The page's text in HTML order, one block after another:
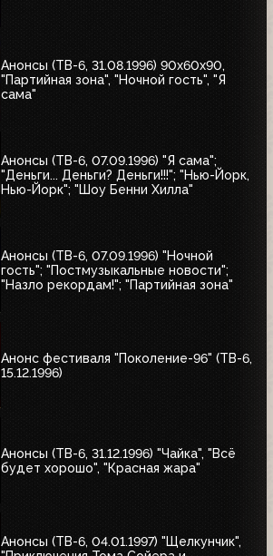
Анонсы (ТВ-6, 31.08.1996) 90x60x90,
"Партийная зона", "Ночной гость", "Я
сама"
Анонсы (ТВ-6, 07.09.1996) "Я сама";
"Деньги... Деньги? Деньги!!!"; "Нью-Йорк,
Нью-Йорк"; "Шоу Бенни Хилла"
Анонсы (ТВ-6, 07.09.1996) "Ночной
гость"; "Постмузыкальные новости";
"Назло рекордам!"; "Партийная зона"
Анонс фестиваля "Поколение-96" (ТВ-6,
15.12.1996)
Анонсы (ТВ-6, 31.12.1996) "Чайка", "Всё
будет хорошо", "Красная жара"
Анонсы (ТВ-6, 04.01.1997) "Щелкунчик",